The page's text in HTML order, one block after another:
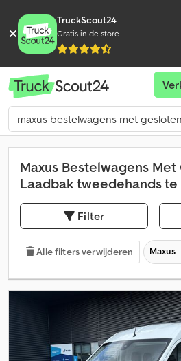
TruckScout24
Gratis in de store
Maxus Bestelwagens
Laadbak tweedehands
Filter
Alle filters verwijderen Maxus